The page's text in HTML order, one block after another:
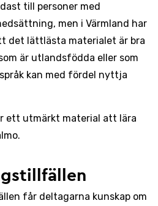
till personer med
men i Värmland har
det lättlästa materialet är bra
är utlandsfödda eller som
kan med fördel nyttja
ett utmärkt material att lära
får deltagarna kunskap om